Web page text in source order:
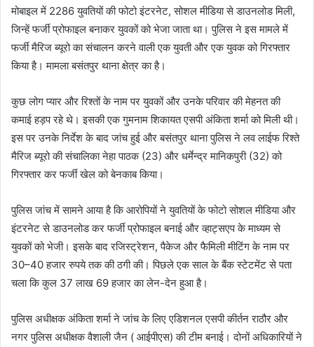
मोबाइल में 2286 युवतियों की फोटो इंटरनेट, सोशल मीडिया से डाउनलोड मिली,
जिन्हें फर्जी प्रोफाइल बनाकर युवकों को भेजा जाता था। पुलिस ने इस मामले में
फर्जी मैरिज ब्यूरो का संचालन करने वाली एक युवती और एक युवक को गिरफ्तार
किया है। मामला बसंतपुर थाना क्षेत्र का है।
कुछ लोग प्यार और रिश्तों के नाम पर युवकों और उनके परिवार की मेहनत की
कमाई हड़प रहे थे। इसकी एक गुमनाम शिकायत एसपी अंकिता शर्मा को मिली थी।
इस पर उनके निर्देश के बाद जांच हुई और बसंतपुर थाना पुलिस ने लव लाईफ रिश्ते
मैरिज ब्यूरो की संचालिका नेहा पाठक (23) और धर्मेन्द्र मानिकपुरी (32) को
गिरफ्तार कर फर्जी खेल को बेनकाब किया।
पुलिस जांच में सामने आया है कि आरोपियों ने युवतियों के फोटो सोशल मीडिया और
इंटरनेट से डाउनलोड कर फर्जी प्रोफाइल बनाई और व्हाट्सएप के माध्यम से
युवकों को भेजी। इसके बाद रजिस्ट्रेशन, पैकेज और फैमिली मीटिंग के नाम पर
30–40 हजार रुपये तक की ठगी की। पिछले एक साल के बैंक स्टेटमेंट से पता
चला कि कुल 37 लाख 69 हजार का लेन-देन हुआ है।
पुलिस अधीक्षक अंकिता शर्मा ने जांच के लिए एडिशनल एसपी कीर्तन राठौर और
नगर पुलिस अधीक्षक वैशाली जैन ( आईपीएस) की टीम बनाई। दोनों अधिकारियों ने